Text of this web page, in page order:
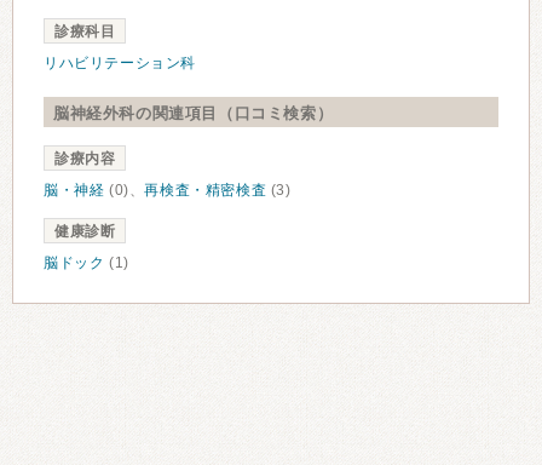
診療科目
リハビリテーション科
脳神経外科の関連項目（口コミ検索）
診療内容
脳・神経 (0)、再検査・精密検査 (3)
健康診断
脳ドック (1)